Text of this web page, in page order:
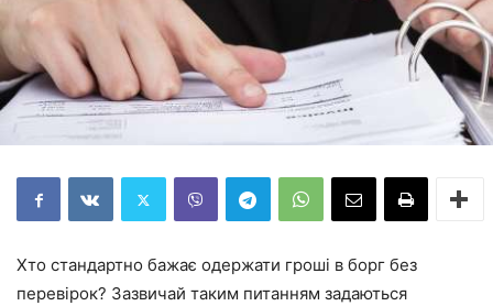
Хто стандартно бажає одержати гроші в борг без
перевірок? Зазвичай таким питанням задаються